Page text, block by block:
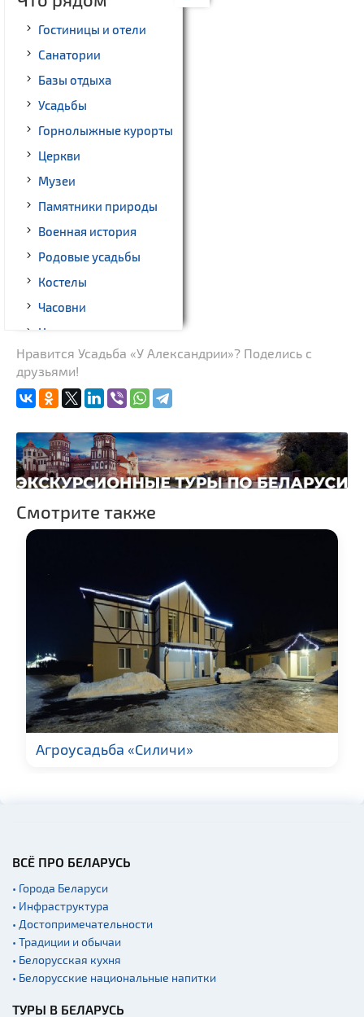
Гостиницы и отели
Санатории
Базы отдыха
Усадьбы
Горнолыжные курорты
Церкви
Музеи
Памятники природы
Военная история
Родовые усадьбы
Костелы
Часовни
Национальные парки и
Спортивные
Нравится Усадьба «У Александрии»? Поделись с
друзьями!
Смотрите также
Агроусадьба «Силичи»
ВСЁ ПРО БЕЛАРУСЬ
• Города Беларуси
• Инфраструктура
• Достопримечательности
• Традиции и обычаи
• Белорусская кухня
• Белорусские национальные напитки
ТУРЫ В БЕЛАРУСЬ